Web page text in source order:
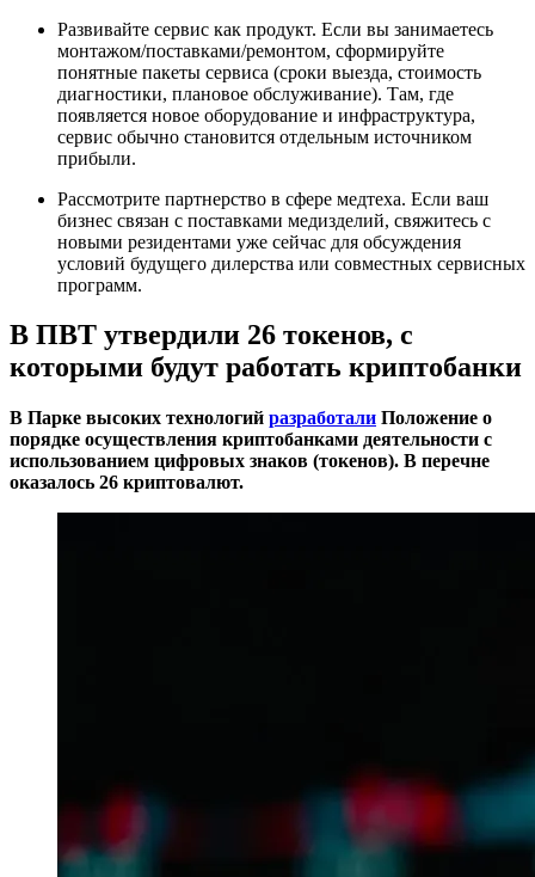
Развивайте сервис как продукт. Если вы занимаетесь
монтажом/поставками/ремонтом, сформируйте
понятные пакеты сервиса (сроки выезда, стоимость
диагностики, плановое обслуживание). Там, где
появляется новое оборудование и инфраструктура,
сервис обычно становится отдельным источником
прибыли.
Рассмотрите партнерство в сфере медтеха. Если ваш
бизнес связан с поставками медизделий, свяжитесь с
новыми резидентами уже сейчас для обсуждения
условий будущего дилерства или совместных сервисных
программ.
В ПВТ утвердили 26 токенов, с
которыми будут работать криптобанки
В Парке высоких технологий разработали Положение о
порядке осуществления криптобанками деятельности с
использованием цифровых знаков (токенов). В перечне
оказалось 26 криптовалют.